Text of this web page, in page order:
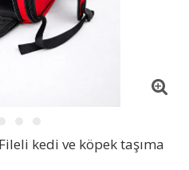
kedi ve köpek taşıma